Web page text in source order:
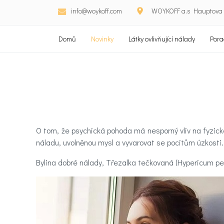
info@woykoff.com WOYKOFF a.s
Domů Novinky Látky ovlivňující nálady
Domů
O tom, že psychická pohoda má nesporný vliv na
náladu, uvolněnou mysl a vyvarovat se pocitům
Bylina dobré nálady, Třezalka tečkovaná (Hypericum